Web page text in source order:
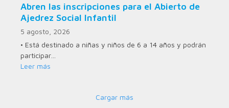
Abren las inscripciones para el Abierto de
Ajedrez Social Infantil
5 agosto, 2026
• Está destinado a niñas y niños de 6 a 14 años y podrán
participar…
Leer más
Cargar más